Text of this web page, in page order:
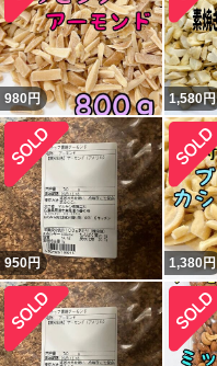
980円 1,580円
950円 1,380円